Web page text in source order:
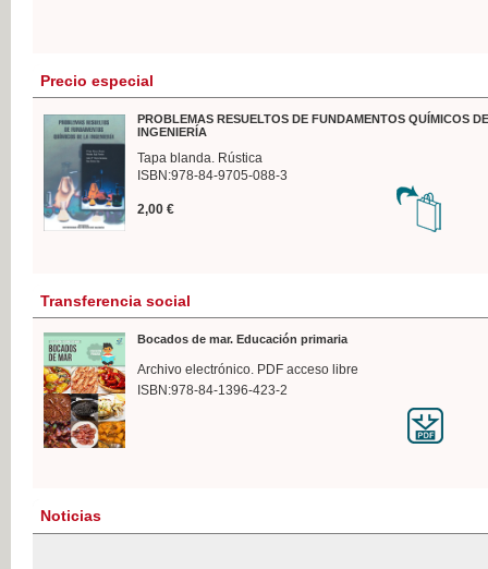
Precio especial
PROBLEMAS RESUELTOS DE FUNDAMENTOS QUÍMICOS
INGENIERÍA
Tapa blanda. Rústica
ISBN:978-84-9705-088-3
2,00 €
Transferencia social
Bocados de mar. Educación primaria
Archivo electrónico. PDF acceso libre
ISBN:978-84-1396-423-2
Noticias